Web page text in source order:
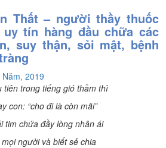
Thất – người thầy thuốc
tín hàng đầu chữa các
suy thận, sỏi mật, bệnh
2019
tiên trong tiếng gió thầm thì
con: “cho đi là còn mãi”
tim chứa đầy lòng nhân ái
người và biết sẻ chia